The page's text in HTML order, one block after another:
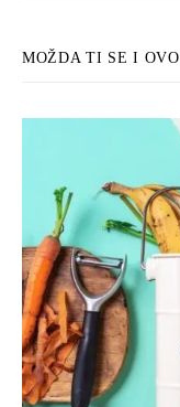
MOŽDA TI SE I